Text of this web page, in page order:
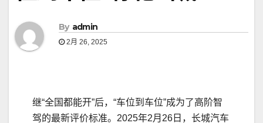
By admin
2月 26, 2025
继“全国都能开”后，“车位到车位”成为了高阶智
驾的最新评价标准。2025年2月26日，长城汽车